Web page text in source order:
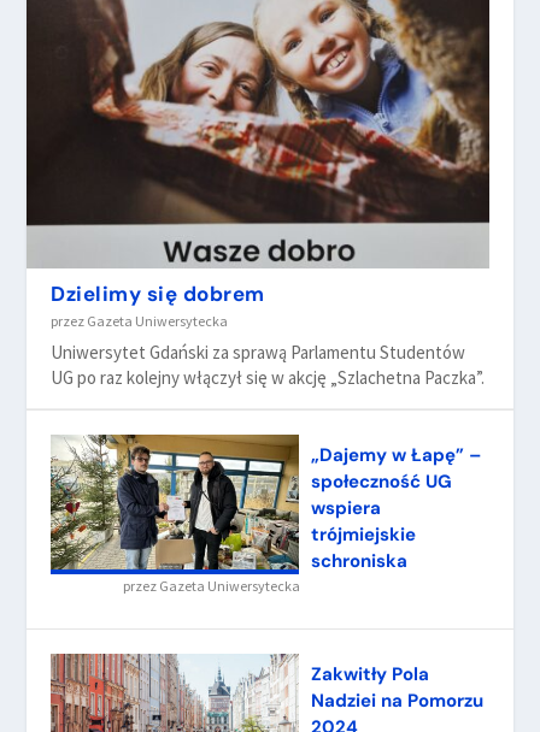
Dzielimy się dobrem
przez Gazeta Uniwersytecka
Uniwersytet Gdański za sprawą Parlamentu Studentów
UG po raz kolejny włączył się w akcję „Szlachetna Paczka”.
„Dajemy w Łapę” –
społeczność UG
wspiera
trójmiejskie
schroniska
przez Gazeta Uniwersytecka
Zakwitły Pola
Nadziei na Pomorzu
2024